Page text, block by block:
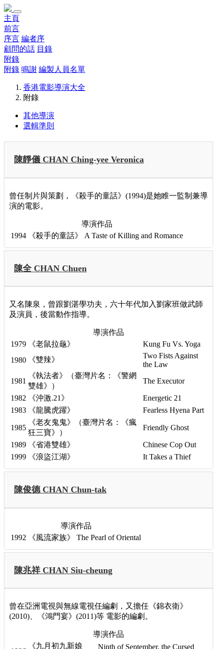
主頁
前言
序言 編者序
顧問的話 目錄
附錄
附錄 鳴謝 編製人員名單
香港電影導演大全
附錄
其他導演
選輯準則
陳靜儀 CHAN Ching-yee Veronica
曾任制片與策劃，《殺手的童話》(1994)是她睢一監制兼導
演的電影。
導演作品
1994
《殺手的童話》 A Taste of Killing and Romance
陳全 CHAN Chuen
又名陳泉，曾跟劉湛學功夫，六十年代加入劉家班做武師
及演員，後當動作指導。
導演作品
1979
《老鼠拉龜》
Kung Fu Vs. Yoga
1980
《雙辣》
Two Fists Against
the Law
1981
《執法者》（臺灣片名：《警網
雙雄》）
The Executor
1982 《沖激.21》
Energetic 21
1983
《龍騰虎躍》 Fearless Hyena Part
1985
《老友鬼鬼》（臺灣片名：《瘋
狂三寶》）
Friendly Ghost
1989 《省港雙雄》
Chinese Cop Out
1999
《浪盜江湖》 It Takes a Thief
陳俊德 CHAN Chun-tak
導演作品
1992
《風流家族》 The Pearl of Oriental
陳兆祥 CHAN Siu-cheung
曾在亞洲電視與無線電視任編劇，又擔任《錦衣衛》
(2010)、《鴻門宴》(2011)等 電影的編劇。
導演作品
《九月初九新娘
Ninth of September, the Cursed